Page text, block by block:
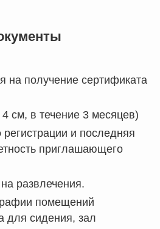
на получение сертификата
см, в течение 3 месяцев)
регистрации и последняя
приглашающего
развлечения.
помещений
для сидения, зал